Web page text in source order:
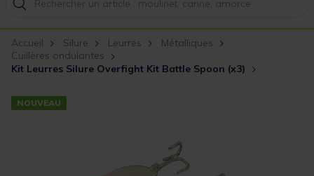
Accueil Silure Leurres
Métalliques
Cuillères ondulantes
Kit Leurres Silure Overfight Kit Battle Spoon (x3)
NOUVEAU